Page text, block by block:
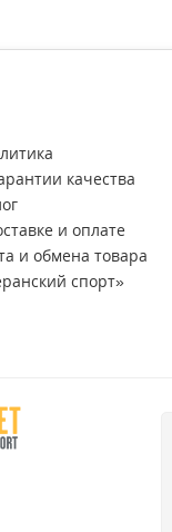
качества
и оплате
и обмена товара
спорт»